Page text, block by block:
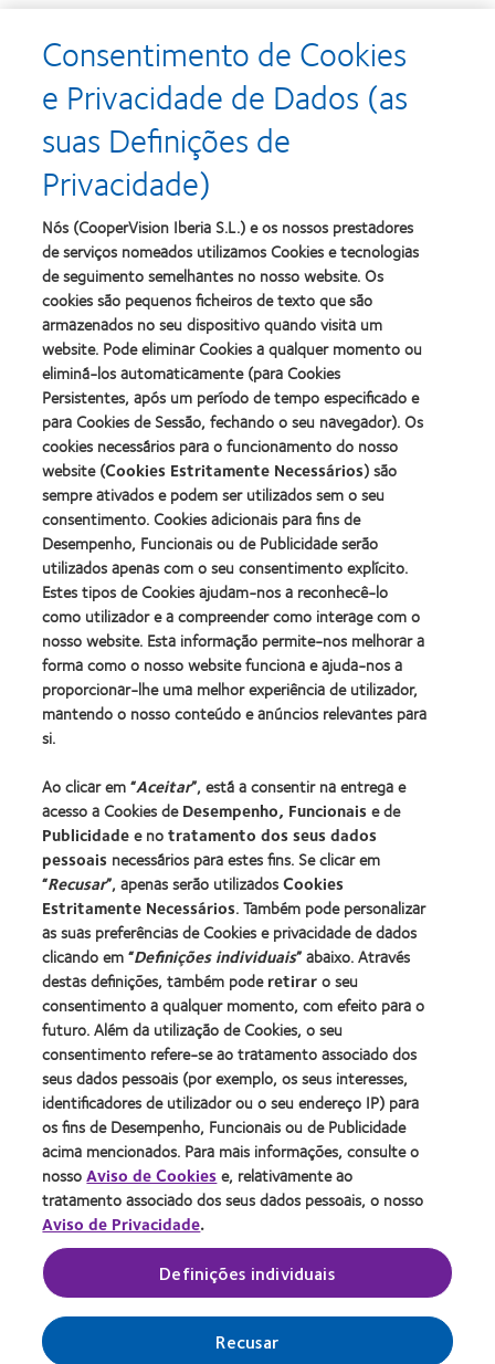
Learn
more
about
Prémio
Silmo
d’Or
para
o
melhor
produto
com
MyDay™
(2013)
Learn
more
about
Produto
do
Ano
Contacto
(2013)
Learn
about
2012
&
2010
Melhores
Empresas
para
Líderes
(2012)
about
2011
Best
Factory
Awards
(2011)
Learn
more
about
ODMA
2011
(2011)
Learn
more
about
2012
Manufacturing
Leadership
100
(ML
100)
Award
(2012)
Learn
more
about
2012
REBRAND
100®
Global
Award
(2012)
Learn
more
about
Prémio
da
Industria
da
BCLA
Os nossos produtos
Tecnologia de lentes de contacto
Encontre as suas lentes
Procurar um centro
Lentes de contacto e a visão
Novo utilizador
Utilizador experiente
Blog
Sobre a CooperVision
Carreiras na CooperVision
Centro de Notícias
Contacte-nos
Legal
Política de privacidade
Aviso de cookies
Termos de serviço
Gerir preferências de cookies
Consentimento de Cookies
e Privacidade de Dados (as
suas Definições de
Privacidade)
Nós (CooperVision Iberia S.L.) e os nossos prestadores
de serviços nomeados utilizamos Cookies e tecnologias
de seguimento semelhantes no nosso website. Os
cookies são pequenos ficheiros de texto que são
armazenados no seu dispositivo quando visita um
website. Pode eliminar Cookies a qualquer momento ou
eliminá-los automaticamente (para Cookies
Persistentes, após um período de tempo especificado e
para Cookies de Sessão, fechando o seu navegador). Os
cookies necessários para o funcionamento do nosso
website (Cookies Estritamente Necessários) são
sempre ativados e podem ser utilizados sem o seu
consentimento. Cookies adicionais para fins de
Desempenho, Funcionais ou de Publicidade serão
utilizados apenas com o seu consentimento explícito.
Estes tipos de Cookies ajudam-nos a reconhecê-lo
como utilizador e a compreender como interage com o
nosso website. Esta informação permite-nos melhorar a
forma como o nosso website funciona e ajuda-nos a
proporcionar-lhe uma melhor experiência de utilizador,
mantendo o nosso conteúdo e anúncios relevantes para
si.
Ao clicar em “Aceitar”, está a consentir na entrega e
acesso a Cookies deDesempenho, Funcionaise de
Publicidadee notratamento dos seus dados
pessoais necessários para estes fins. Se clicar em
“Recusar”, apenas serão utilizadosCookies
Estritamente Necessários. Também pode personalizar
as suas preferências de Cookies e privacidade de dados
clicando em “Definições individuais” abaixo. Através
destas definições, também poderetiraro seu
consentimento a qualquer momento, com efeito para o
futuro. Além da utilização de Cookies, o seu
consentimento refere-se ao tratamento associado dos
seus dados pessoais (por exemplo, os seus interesses,
identificadores de utilizador ou o seu endereço IP) para
os fins de Desempenho, Funcionais ou de Publicidade
acima mencionados. Para mais informações, consulte o
nossoAviso de Cookiese, relativamente ao
tratamento associado dos seus dados pessoais, o nosso
Aviso de Privacidade.
Definições individuais
Recusar